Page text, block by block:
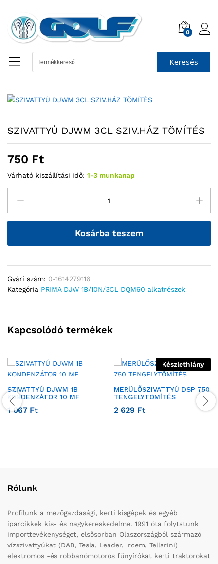
0
Keresés
SZIVATTYÚ DJWM 3CL SZIV.HÁZ TÖMÍTÉS
750 Ft
Várható kiszállítási idő: 1-3 munkanap
Kosárba teszem
Gyári szám: 0-1614279116
Kategória PRIMA DJW 1B/10N/3CL DQM60 alkatrészek
Kapcsolódó termékek
SZIVATTYÚ DJWM 1B
KONDENZÁTOR 10 MF
1 067 Ft
Készlethiány
MERÜLŐSZIVATTYÚ DSP 750
TENGELYTÖMÍTÉS
2 629 Ft
Rólunk
Profilunk a mezőgazdasági, kerti kisgépek és egyéb
iparcikkek kis- és nagykereskedelme. 1991 óta folytatunk
importtevékenységet, elsősorban Olaszországból származó
vízszivattyúkat (DAB, Tesla, Leader, Ircem, Tellarini)
elektromos -és robbanómotoros fűnyírókat kerti traktorokat